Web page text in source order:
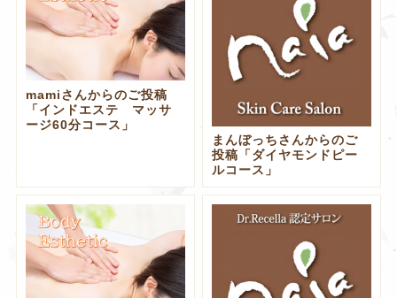
mamiさんからのご投稿
「インドエステ マッサ
ージ60分コース」
まんぼっちさんからのご
投稿「ダイヤモンドピー
ルコース」